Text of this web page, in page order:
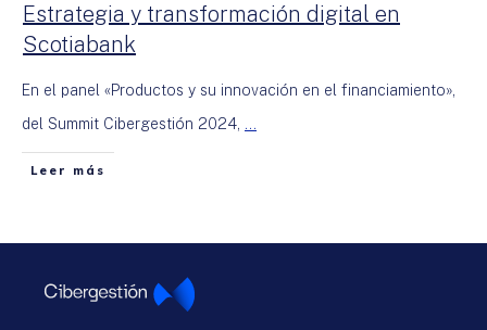
Estrategia y transformación digital en
Scotiabank
En el panel «Productos y su innovación en el financiamiento»,
del Summit Cibergestión 2024, ...
Leer más